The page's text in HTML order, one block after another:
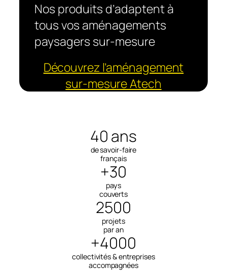
Nos produits d’adaptent à
tous vos aménagements
paysagers sur-mesure
Découvrez l’aménagement
sur-mesure Atech
40 ans
de savoir-faire
français
+30
pays
couverts
2500
projets
par an
+4000
collectivités & entreprises
accompagnées